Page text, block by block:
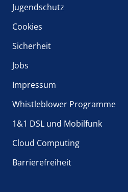
Jugendschutz
Cookies
Sicherheit
Jobs
Impressum
Whistleblower Programme
1&1 DSL und Mobilfunk
Cloud Computing
Barrierefreiheit